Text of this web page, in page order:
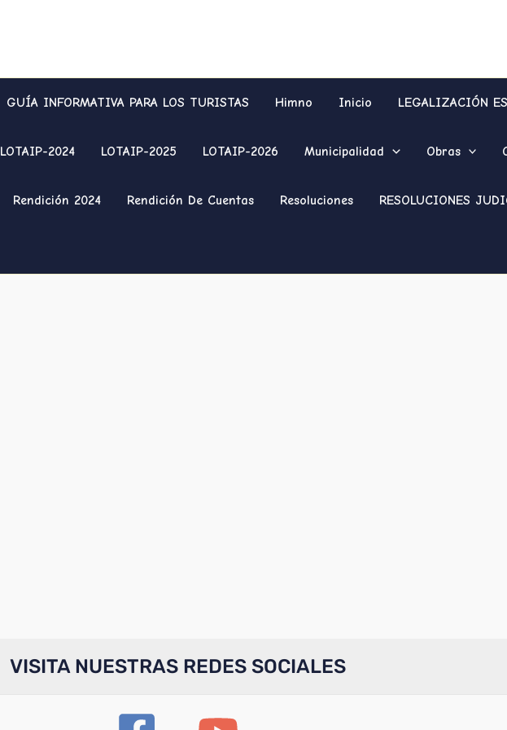
GUÍA INFORMATIVA PARA LOS TURISTAS Himno Inicio LEGALIZACIÓN
LOTAIP-2024 LOTAIP-2025 LOTAIP-2026 Municipalidad Obras
Rendición 2024 Rendición De Cuentas Resoluciones RESOLUCIONES
VISITA NUESTRAS REDES SOCIALES